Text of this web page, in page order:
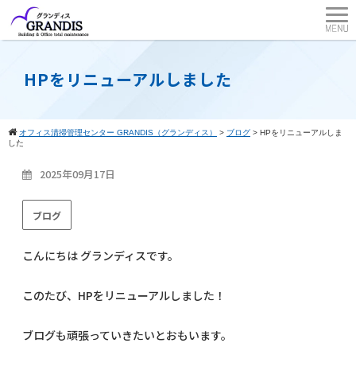
HPをリニューアルしました
オフィス清掃管理センター GRANDIS（グランディス） > ブログ > HPをリニューアルしま
した
2025年09月17日
ブログ
こんにちは グランディスです。
このたび、HPをリニューアルしました！
ブログも頑張っていきたいとおもいます。